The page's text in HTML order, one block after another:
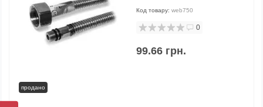
продано
Код товару: web750
0
99.66 грн.